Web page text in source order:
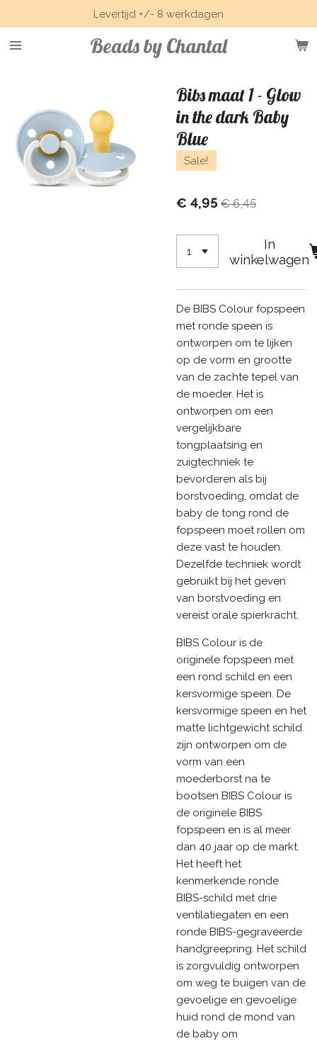
direct
naar
Beads by Chantal
Levertijd +/- 8 werkdagen
Bibs maat 1 - Glow
in the dark Baby
Blue
Sale!
€ 4,95 € 6,45
In
winkelwagen
De BIBS Colour fopspeen
met ronde speen is
ontworpen om te lijken
op de vorm en grootte
van de zachte tepel van
de moeder. Het is
ontworpen om een
vergelijkbare
tongplaatsing en
zuigtechniek te
bevorderen als bij
borstvoeding, omdat de
baby de tong rond de
fopspeen moet rollen om
deze vast te houden.
Dezelfde techniek wordt
gebruikt bij het geven
van borstvoeding en
vereist orale spierkracht.
BIBS Colour is de
originele fopspeen met
een rond schild en een
kersvormige speen. De
kersvormige speen en het
matte lichtgewicht schild
zijn ontworpen om de
vorm van een
moederborst na te
bootsen BIBS Colour is
de originele BIBS
fopspeen en is al meer
dan 40 jaar op de markt.
Het heeft het
kenmerkende ronde
BIBS-schild met drie
ventilatiegaten en een
ronde BIBS-gegraveerde
handgreepring. Het schild
is zorgvuldig ontworpen
om weg te buigen van de
gevoelige en gevoelige
huid rond de mond van
de baby om